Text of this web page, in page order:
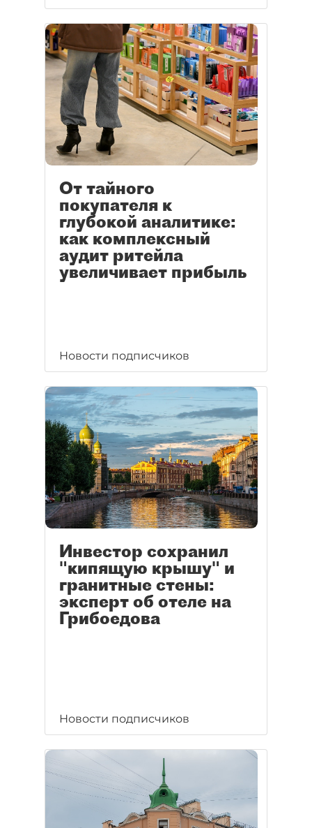
От тайного
покупателя к
глубокой аналитике:
как комплексный
аудит ритейла
увеличивает прибыль
Новости подписчиков
Инвестор сохранил
"кипящую крышу" и
гранитные стены:
эксперт об отеле на
Грибоедова
Новости подписчиков